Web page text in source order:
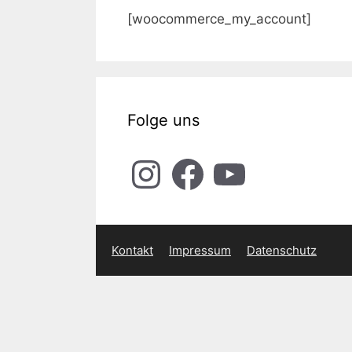
[woocommerce_my_account]
Folge uns
InstagramFacebookYouTube
Kontakt Impressum Datenschutz